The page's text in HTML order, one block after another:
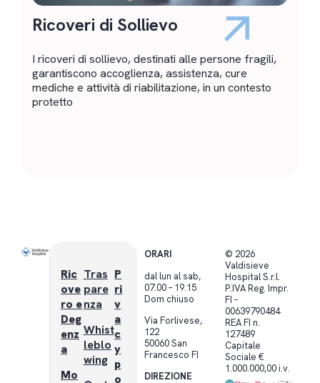
Ricoveri di Sollievo
I ricoveri di sollievo, destinati alle persone fragili,
garantiscono accoglienza, assistenza, cure
mediche e attività di riabilitazione, in un contesto
protetto
© 2026
Valdisieve
Hospital S.r.l.
P.IVA Reg. Impr.
FI –
00639790484
REA FI n.
127489
Capitale
Sociale €
1.000.000,00 i.v.
ORARI
dal lun al sab,
07.00 – 19.15
Dom chiuso
Via Forlivese,
122
50060 San
Francesco FI
DIREZIONE
Ric
ove
ro e
Deg
enz
a
Mo
Tras
pare
nza
Whist
leblo
wing
P
ri
v
a
c
y
p
o